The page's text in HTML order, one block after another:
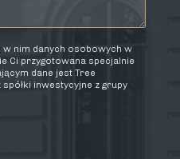
nim danych osobowych w
Ci przygotowana specjalnie
dane jest Tree
inwestycyjne z grupy